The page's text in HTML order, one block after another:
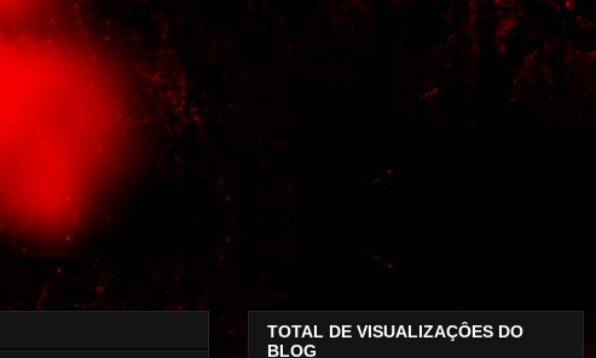
TOTAL DE VISUALIZAÇÔES DO
BLOG